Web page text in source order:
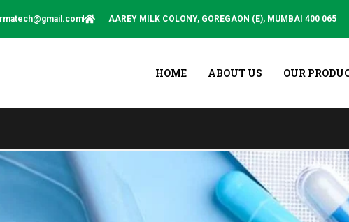
AAREY MILK COLONY, GOREGAON (E), MUMBAI 400 065
HOME ABOUT US OUR
This